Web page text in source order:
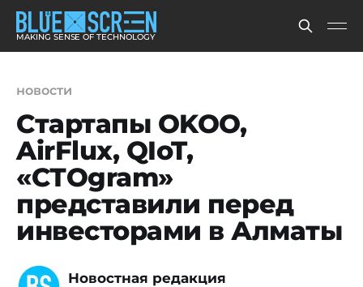
MAKING SENSE OF TECHNOLOGY
новости
Стартапы OKOO,
AirFlux, QIoT,
«СТОgram»
представили перед
инвесторами в Алматы
Новостная редакция